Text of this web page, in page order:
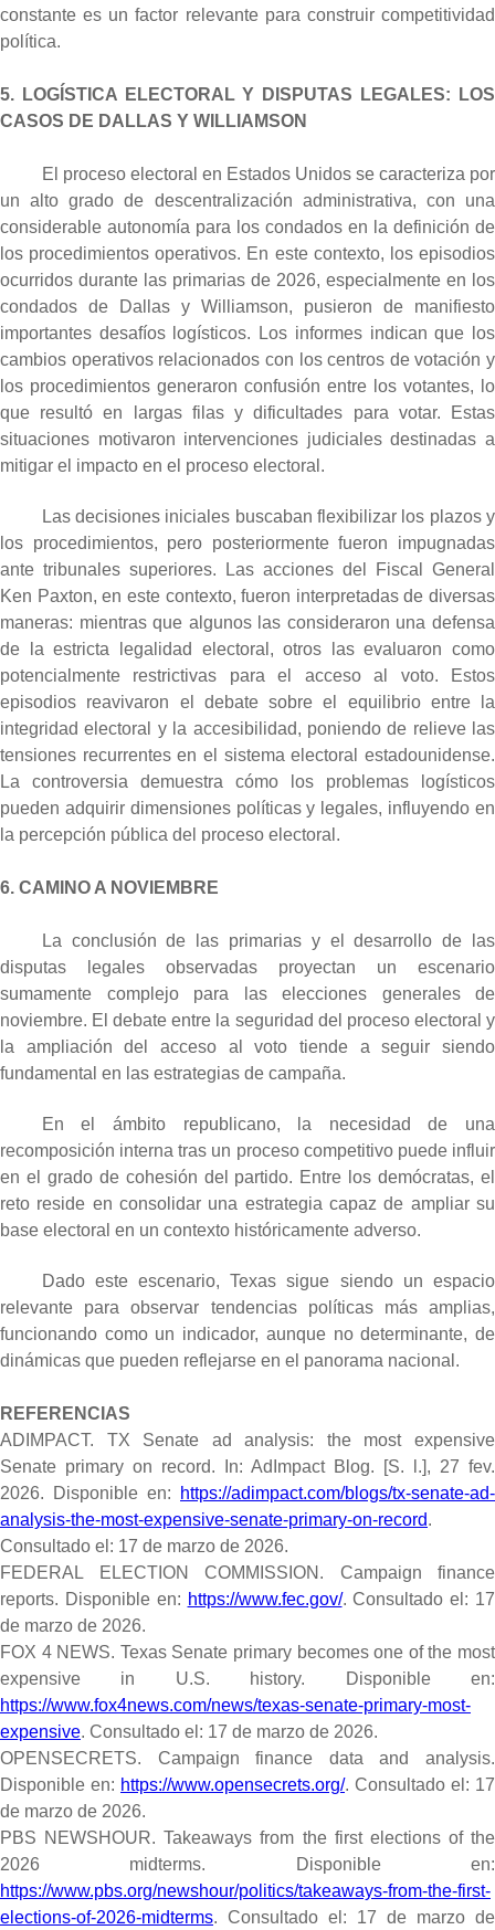
constante es un factor relevante para construir competitividad
política.
5. LOGÍSTICA ELECTORAL Y DISPUTAS LEGALES: LOS
CASOS DE DALLAS Y WILLIAMSON
El proceso electoral en Estados Unidos se caracteriza por
un alto grado de descentralización administrativa, con una
considerable autonomía para los condados en la definición de
los procedimientos operativos. En este contexto, los episodios
ocurridos durante las primarias de 2026, especialmente en los
condados de Dallas y Williamson, pusieron de manifiesto
importantes desafíos logísticos. Los informes indican que los
cambios operativos relacionados con los centros de votación y
los procedimientos generaron confusión entre los votantes, lo
que resultó en largas filas y dificultades para votar. Estas
situaciones motivaron intervenciones judiciales destinadas a
mitigar el impacto en el proceso electoral.
Las decisiones iniciales buscaban flexibilizar los plazos y
los procedimientos, pero posteriormente fueron impugnadas
ante tribunales superiores. Las acciones del Fiscal General
Ken Paxton, en este contexto, fueron interpretadas de diversas
maneras: mientras que algunos las consideraron una defensa
de la estricta legalidad electoral, otros las evaluaron como
potencialmente restrictivas para el acceso al voto. Estos
episodios reavivaron el debate sobre el equilibrio entre la
integridad electoral y la accesibilidad, poniendo de relieve las
tensiones recurrentes en el sistema electoral estadounidense.
La controversia demuestra cómo los problemas logísticos
pueden adquirir dimensiones políticas y legales, influyendo en
la percepción pública del proceso electoral.
6. CAMINO A NOVIEMBRE
La conclusión de las primarias y el desarrollo de las
disputas legales observadas proyectan un escenario
sumamente complejo para las elecciones generales de
noviembre. El debate entre la seguridad del proceso electoral y
la ampliación del acceso al voto tiende a seguir siendo
fundamental en las estrategias de campaña.
En el ámbito republicano, la necesidad de una
recomposición interna tras un proceso competitivo puede influir
en el grado de cohesión del partido. Entre los demócratas, el
reto reside en consolidar una estrategia capaz de ampliar su
base electoral en un contexto históricamente adverso.
Dado este escenario, Texas sigue siendo un espacio
relevante para observar tendencias políticas más amplias,
funcionando como un indicador, aunque no determinante, de
dinámicas que pueden reflejarse en el panorama nacional.
REFERENCIAS
ADIMPACT. TX Senate ad analysis: the most expensive
Senate primary on record.
In: AdImpact Blog. [S. l.], 27 fev.
2026.
Disponible en:
https://adimpact.com/blogs/tx-senate-ad-
analysis-the-most-expensive-senate-primary-on-record.
Consultado el: 17 de marzo de 2026.
FEDERAL ELECTION COMMISSION. Campaign finance
reports. Disponible en: https://www.fec.gov/. Consultado el: 17
de marzo de 2026.
FOX 4 NEWS. Texas Senate primary becomes one of the most
expensive in U.S. history.
Disponible en:
https://www.fox4news.com/news/texas-senate-primary-most-
expensive. Consultado el: 17 de marzo de 2026.
OPENSECRETS. Campaign finance data and analysis.
Disponible en: https://www.opensecrets.org/. Consultado el: 17
de marzo de 2026.
PBS NEWSHOUR. Takeaways from the first elections of the
2026 midterms.
Disponible en:
https://www.pbs.org/newshour/politics/takeaways-from-the-first-
elections-of-2026-midterms. Consultado el: 17 de marzo de